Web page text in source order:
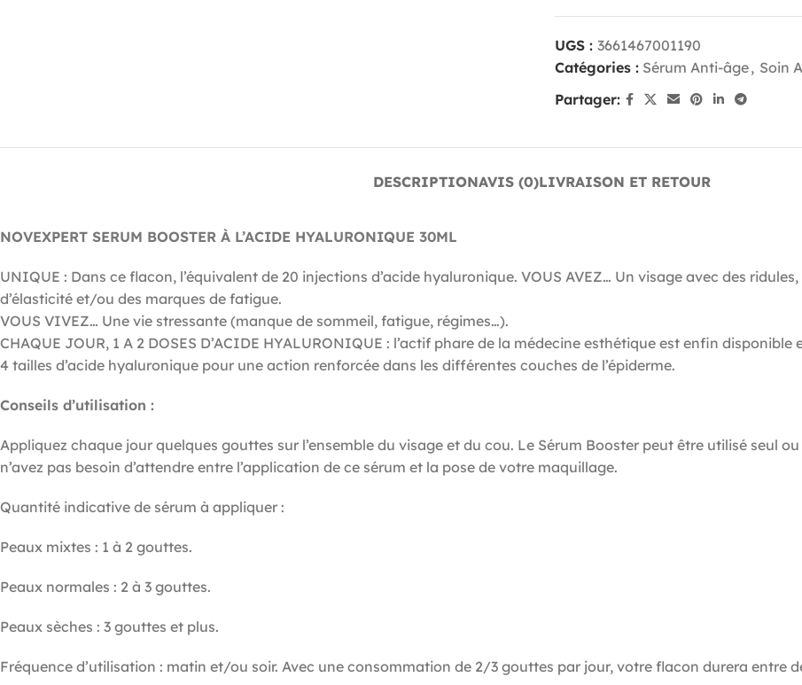
UGS : 3661467001190
Catégories : Sérum Anti-âge, Soin
Partager:
DESCRIPTIONAVIS (0)LIVRAISON ET RETOUR
NOVEXPERT SERUM BOOSTER À L’ACIDE HYALURONIQUE 30ML
UNIQUE : Dans ce flacon, l’équivalent de 20 injections d’acide hyaluronique. VOUS AVEZ… Un visage avec des
d’élasticité et/ou des marques de fatigue.
VOUS VIVEZ… Une vie stressante (manque de sommeil, fatigue, régimes…).
CHAQUE JOUR, 1 A 2 DOSES D’ACIDE HYALURONIQUE : l’actif phare de la médecine esthétique est enfin
4 tailles d’acide hyaluronique pour une action renforcée dans les différentes couches de l’épiderme.
Conseils d’utilisation :
Appliquez chaque jour quelques gouttes sur l’ensemble du visage et du cou. Le Sérum Booster peut être utilisé seul
n’avez pas besoin d’attendre entre l’application de ce sérum et la pose de votre maquillage.
Quantité indicative de sérum à appliquer :
Peaux mixtes : 1 à 2 gouttes.
Peaux normales : 2 à 3 gouttes.
Peaux sèches : 3 gouttes et plus.
Fréquence d’utilisation : matin et/ou soir. Avec une consommation de 2/3 gouttes par jour, votre flacon durera entre